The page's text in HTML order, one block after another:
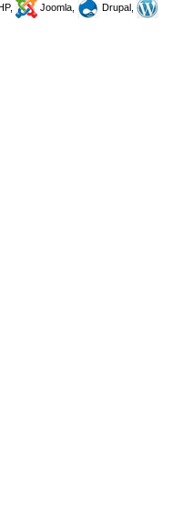
Joomla,
Drupal,